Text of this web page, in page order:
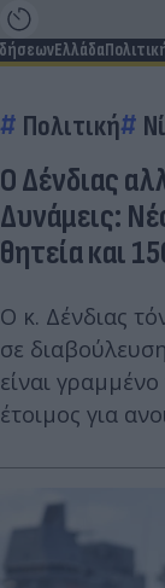
Ελλάδα
Πολιτική
Ο Δένδιας
Δυνάμεις:
θητεία και
Ο κ. Δένδιας
σε
είναι
έτοιμος για